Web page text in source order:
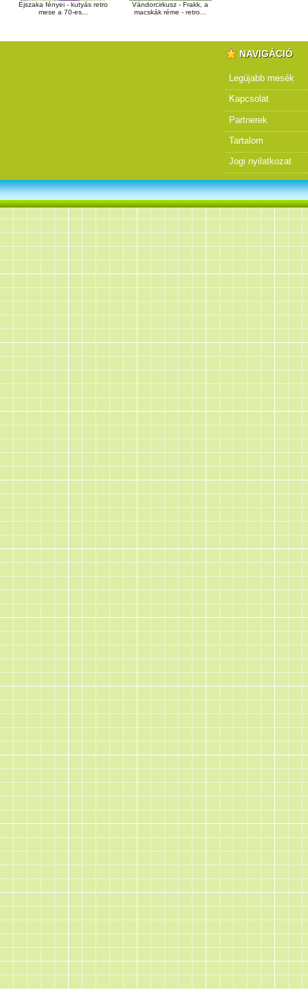
Éjszaka fényei - kutyás retro
mese a 70-es...
Vándorcirkusz - Frakk, a
macskák réme - retro...
NAVIGÁCIÓ
Legújabb mesék
Kapcsolat
Partnerek
Tartalom
Jogi nyilatkozat